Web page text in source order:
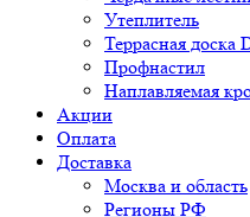
Утеплитель
Террасная доска
Профнастил
Наплавляемая
Акции
Оплата
Доставка
Москва и область
Регионы РФ